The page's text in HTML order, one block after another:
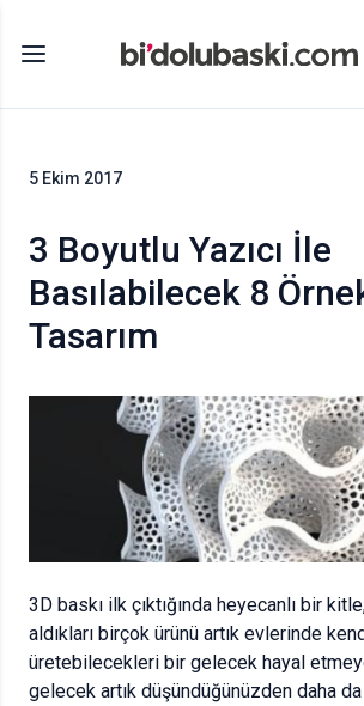
5 Ekim 2017
3 Boyutlu Yazıcı İle
Basılabilecek 8
Tasarım
3D baskı ilk çıktığında heyecanlı bir
aldıkları birçok ürünü artık evlerinde
üretebilecekleri bir gelecek hayal
gelecek artık düşündüğünüzden daha da